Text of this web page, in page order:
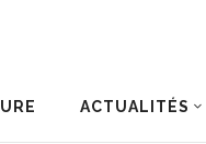
ACTUALITÉS